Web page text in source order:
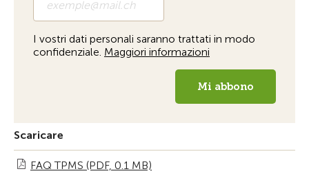
Scaricare
FAQ TPMS (PDF, 0.1 MB)